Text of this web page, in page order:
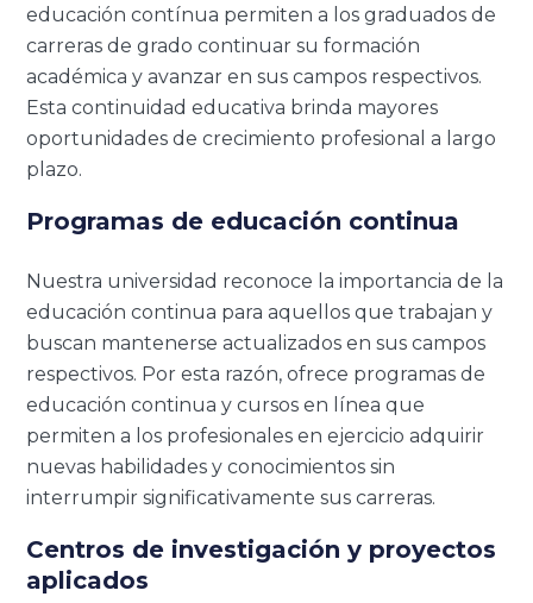
educación contínua permiten a los graduados de
carreras de grado continuar su formación
académica y avanzar en sus campos respectivos.
Esta continuidad educativa brinda mayores
oportunidades de crecimiento profesional a largo
plazo.
Programas de educación continua
Nuestra universidad reconoce la importancia de la
educación continua para aquellos que trabajan y
buscan mantenerse actualizados en sus campos
respectivos. Por esta razón, ofrece programas de
educación continua y cursos en línea que
permiten a los profesionales en ejercicio adquirir
nuevas habilidades y conocimientos sin
interrumpir significativamente sus carreras.
Centros de investigación y proyectos
aplicados